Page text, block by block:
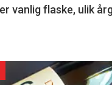
vanlig flaske, ulik